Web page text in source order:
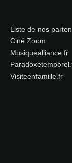
Liste de nos
Ciné Zoom
Musiquealliance.fr
Visiteenfamille.fr